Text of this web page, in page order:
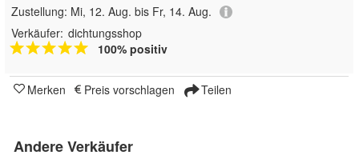
Zustellung: Mi, 12. Aug. bis Fr, 14. Aug.
Verkäufer: dichtungsshop
100% positiv
Merken Preis vorschlagen Teilen
Andere Verkäufer